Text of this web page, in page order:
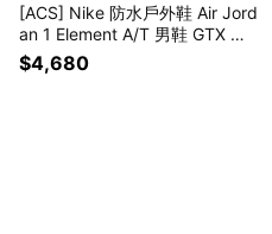
[ACS] Nike 防水戶外鞋 Air Jord
an 1 Element A/T 男鞋 GTX 黑
機能 越野 休閒鞋 FV4227-002
$4,680